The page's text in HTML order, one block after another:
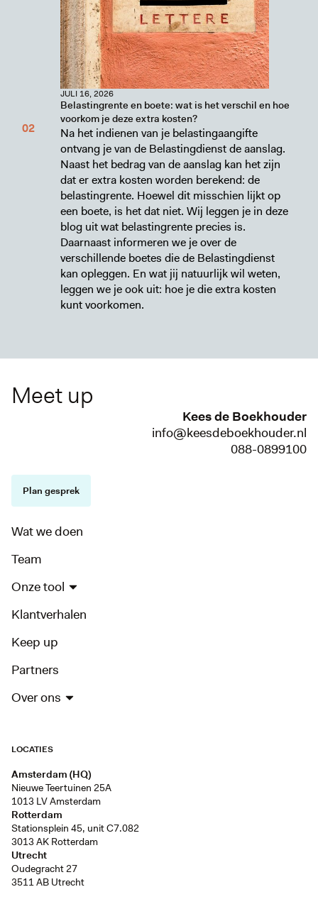
JULI 16, 2026
Belastingrente en boete: wat is het verschil en hoe
voorkom je deze extra kosten?
Na het indienen van je belastingaangifte
ontvang je van de Belastingdienst de aanslag.
Naast het bedrag van de aanslag kan het zijn
dat er extra kosten worden berekend: de
belastingrente. Hoewel dit misschien lijkt op
een boete, is het dat niet. Wij leggen je in deze
blog uit wat belastingrente precies is.
Daarnaast informeren we je over de
verschillende boetes die de Belastingdienst
kan opleggen. En wat jij natuurlijk wil weten,
leggen we je ook uit: hoe je die extra kosten
kunt voorkomen.
Wat we doen
Team
Onze tool
Klantverhalen
Keep up
Partners
Over ons
LOCATIES
Amsterdam (HQ)
Nieuwe Teertuinen 25A
1013 LV Amsterdam
Rotterdam
Stationsplein 45, unit C7.082
3013 AK Rotterdam
Utrecht
Oudegracht 27
3511 AB Utrecht
Meet up
Kees de Boekhouder
info@keesdeboekhouder.nl
088-0899100
Plan gesprek